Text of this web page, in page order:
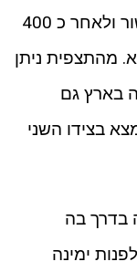
נמשיך בעליה קצרה ולאחר מכן במישור ולאחר כ 400
מהתצפית ניתן
בארץ גם
בצידו השני
בדרך בה
ימינה